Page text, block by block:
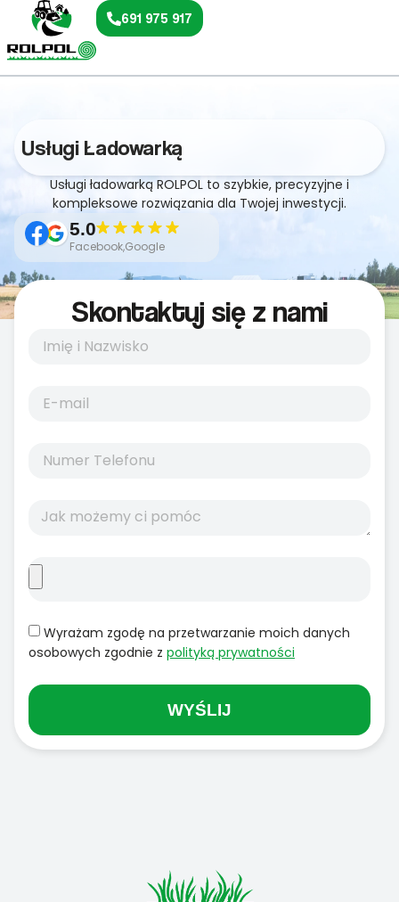
691 975 917
Usługi Ładowarką
Usługi ładowarką ROLPOL to szybkie, precyzyjne i
kompleksowe rozwiązania dla Twojej inwestycji.
5.0
Facebook,Google
Skontaktuj się z nami
Wyrażam zgodę na przetwarzanie moich danych
osobowych zgodnie z polityką prywatności
WYŚLIJ